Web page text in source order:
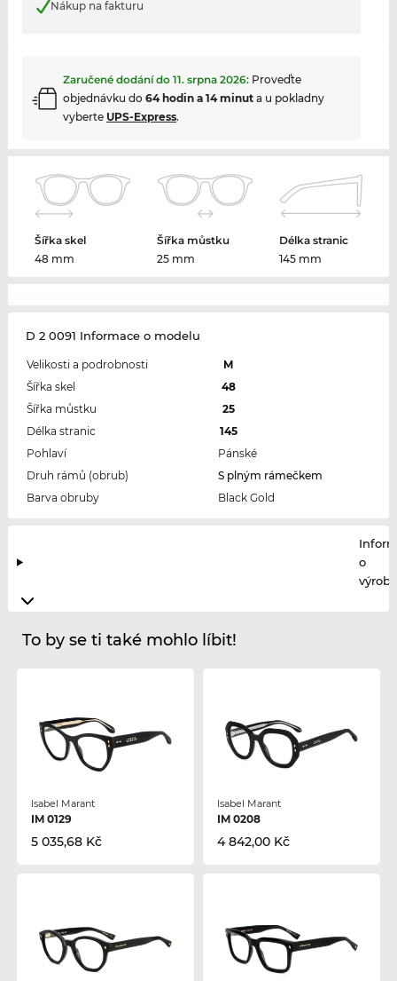
Nákup na fakturu
Zaručené dodání do 11. srpna 2026: Proveďte
objednávku do 64 hodin a 14 minuta u pokladny
vyberte UPS-Express.
Šířka skel
48 mm
Šířka můstku
25 mm
Délka stranic
145 mm
D 2 0091 Informace o modelu
Velikosti a podrobnosti
M
Šířka skel
48
Šířka můstku
25
Délka stranic
145
Pohlaví
Pánské
Druh rámů (obrub)
S plným rámečkem
Barva obruby
Black Gold
o
To by se ti také mohlo líbit!
Isabel Marant
IM 0129
5 035,68 Kč
Isabel Marant
IM 0208
4 842,00 Kč